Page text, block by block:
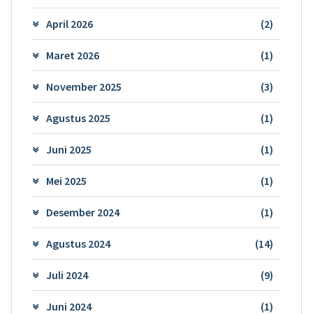
April 2026 (2)
Maret 2026 (1)
November 2025 (3)
Agustus 2025 (1)
Juni 2025 (1)
Mei 2025 (1)
Desember 2024 (1)
Agustus 2024 (14)
Juli 2024 (9)
Juni 2024 (1)